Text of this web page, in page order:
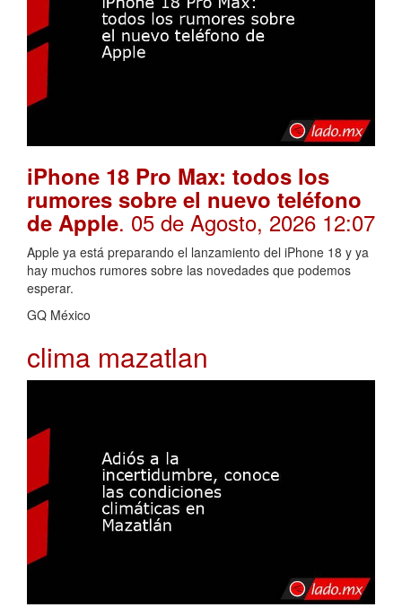
iPhone 18 Pro Max: todos los
rumores sobre el nuevo teléfono
de Apple. 05 de Agosto, 2026 12:07
Apple ya está preparando el lanzamiento del iPhone 18 y ya
hay muchos rumores sobre las novedades que podemos
esperar.
GQ México
clima mazatlan